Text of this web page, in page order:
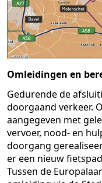
Omleidingen en
Gedurende de
doorgaand verkeer.
aangegeven met
vervoer, nood- en
doorgang
er een nieuw
Tussen de